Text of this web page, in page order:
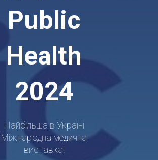
Public
Health
2024
Найбільша в Україні
Міжнародна медична
виставка!